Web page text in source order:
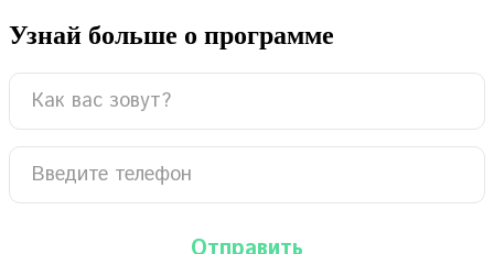
Узнай больше о программе